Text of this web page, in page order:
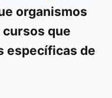
organismos
que
específicas de